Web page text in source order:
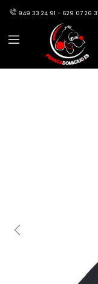
949 33 24 91 - 629 07 26 31